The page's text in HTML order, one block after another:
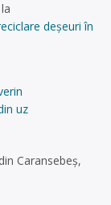
deșeuri în
uz
Caransebeș,